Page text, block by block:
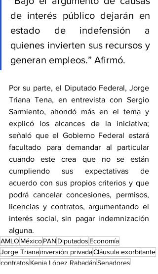
de interés público dejarán en
estado de indefensión a
quienes invierten sus recursos y
generan empleos.” Afirmó.
Por su parte, el Diputado Federal, Jorge
Triana Tena, en entrevista con Sergio
Sarmiento, ahondó más en el tema y
explicó los alcances de la iniciativa;
señaló que el Gobierno Federal estará
facultado para demandar al particular
cuando este crea que no se están
cumpliendo sus expectativas de
acuerdo con sus propios criterios y que
podrá cancelar concesiones, permisos,
licencias y contratos, argumentando el
interés social, sin pagar indemnización
alguna.
AMLO MéxicoPAN Diputados Economía
Jorge Trianainversión privadaCláusula exorbitante
contratos Kenia López RabadánSenadores